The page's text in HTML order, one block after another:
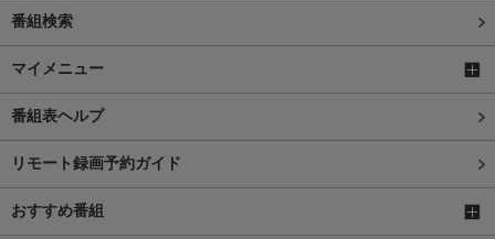
番組検索
マイメニュー
番組表ヘルプ
リモート録画予約ガイド
おすすめ番組